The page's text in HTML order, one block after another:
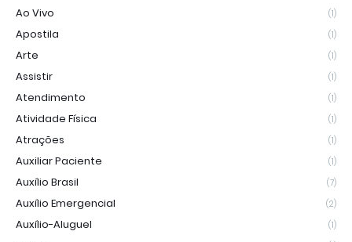
Ao Vivo (1)
Apostila (1)
Arte (1)
Assistir (1)
Atendimento (1)
Atividade Física (1)
Atrações (1)
Auxiliar Paciente (1)
Auxílio Brasil (7)
Auxílio Emergencial (2)
Auxílio-Aluguel (1)